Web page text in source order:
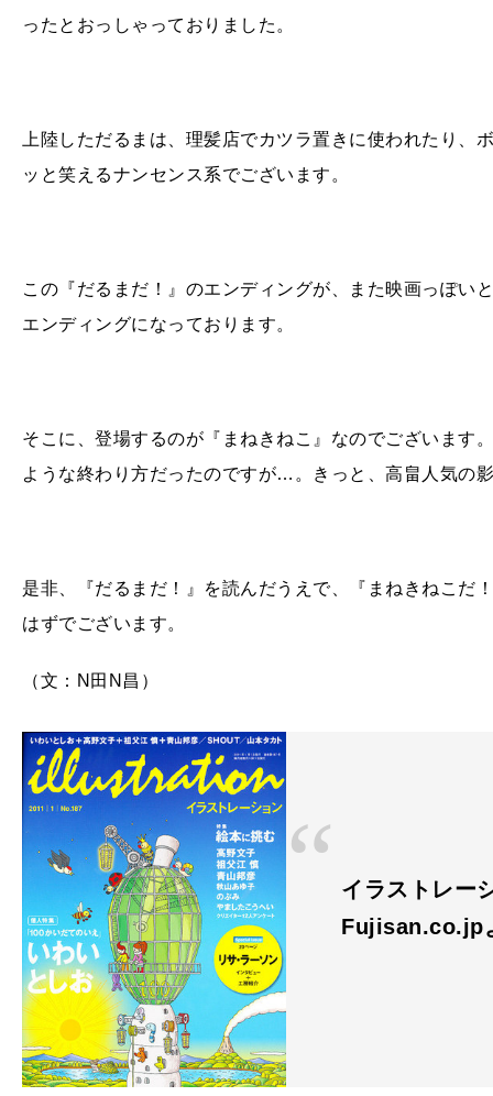
ったとおっしゃっておりました。
上陸しただるまは、理髪店でカツラ置きに使われたり
ッと笑えるナンセンス系でございます。
この『だるまだ！』のエンディングが、また映画っぽ
エンディングになっております。
そこに、登場するのが『まねきねこ』なのでございます
ような終わり方だったのですが…。きっと、高畠人気の
是非、『だるまだ！』を読んだうえで、『まねきねこだ
はずでございます。
（文： N 田 N 昌）
イラストレー
Fujisan.co.jp